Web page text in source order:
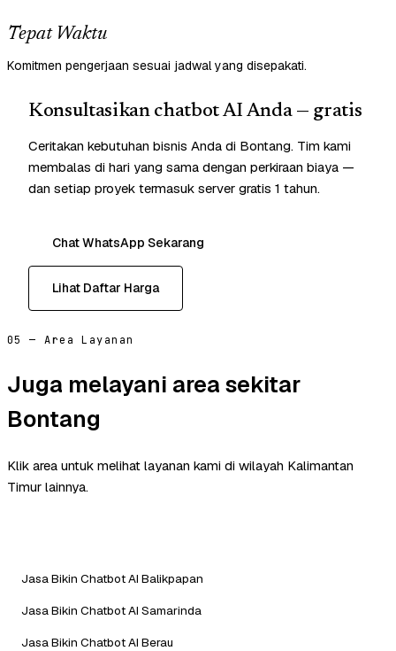
Tepat Waktu
Komitmen pengerjaan sesuai jadwal yang disepakati.
Konsultasikan chatbot AI Anda — gratis
Ceritakan kebutuhan bisnis Anda di Bontang. Tim kami
membalas di hari yang sama dengan perkiraan biaya —
dan setiap proyek termasuk server gratis 1 tahun.
Chat WhatsApp Sekarang
Lihat Daftar Harga
05 — Area Layanan
Juga melayani area sekitar
Bontang
Klik area untuk melihat layanan kami di wilayah Kalimantan
Timur lainnya.
Jasa Bikin Chatbot AI Balikpapan
Jasa Bikin Chatbot AI Samarinda
Jasa Bikin Chatbot AI Berau